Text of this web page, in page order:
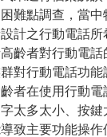
難點調查，當
計之行動電話
齡者對行動電話
對行動電話功能
者在使用行動
太多太小、按
致主要功能操作